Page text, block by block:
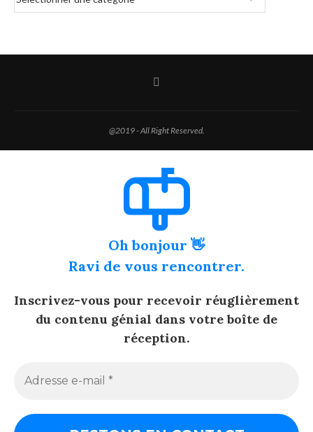
@2019 - All Right Reserved.
Oh bonjour 👋
Ravi de vous rencontrer.
Inscrivez-vous pour recevoir réuglièrement
du contenu génial dans votre boîte de
réception.